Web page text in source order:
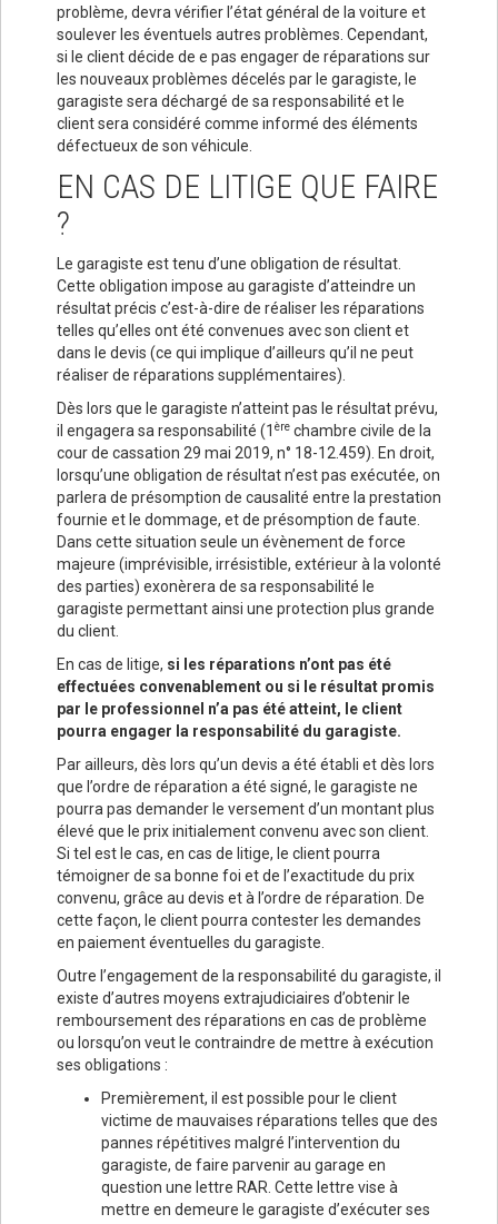
problème, devra vérifier l’état général de la voiture et
soulever les éventuels autres problèmes. Cependant,
si le client décide de e pas engager de réparations sur
les nouveaux problèmes décelés par le garagiste, le
garagiste sera déchargé de sa responsabilité et le
client sera considéré comme informé des éléments
défectueux de son véhicule.
EN CAS DE LITIGE QUE FAIRE
?
Le garagiste est tenu d’une obligation de résultat.
Cette obligation impose au garagiste d’atteindre un
résultat précis c’est-à-dire de réaliser les réparations
telles qu’elles ont été convenues avec son client et
dans le devis (ce qui implique d’ailleurs qu’il ne peut
réaliser de réparations supplémentaires).
Dès lors que le garagiste n’atteint pas le résultat prévu,
il engagera sa responsabilité (1 ère chambre civile de la
cour de cassation 29 mai 2019, n° 18-12.459). En droit,
lorsqu’une obligation de résultat n’est pas exécutée, on
parlera de présomption de causalité entre la prestation
fournie et le dommage, et de présomption de faute.
Dans cette situation seule un évènement de force
majeure (imprévisible, irrésistible, extérieur à la volonté
des parties) exonèrera de sa responsabilité le
garagiste permettant ainsi une protection plus grande
du client.
En cas de litige, si les réparations n’ont pas été
effectuées convenablement ou si le résultat promis
par le professionnel n’a pas été atteint, le client
pourra engager la responsabilité du garagiste.
Par ailleurs, dès lors qu’un devis a été établi et dès lors
que l’ordre de réparation a été signé, le garagiste ne
pourra pas demander le versement d’un montant plus
élevé que le prix initialement convenu avec son client.
Si tel est le cas, en cas de litige, le client pourra
témoigner de sa bonne foi et de l’exactitude du prix
convenu, grâce au devis et à l’ordre de réparation. De
cette façon, le client pourra contester les demandes
en paiement éventuelles du garagiste.
Outre l’engagement de la responsabilité du garagiste, il
existe d’autres moyens extrajudiciaires d’obtenir le
remboursement des réparations en cas de problème
ou lorsqu’on veut le contraindre de mettre à exécution
ses obligations :
Premièrement, il est possible pour le client
victime de mauvaises réparations telles que des
pannes répétitives malgré l’intervention du
garagiste, de faire parvenir au garage en
question une lettre RAR. Cette lettre vise à
mettre en demeure le garagiste d’exécuter ses